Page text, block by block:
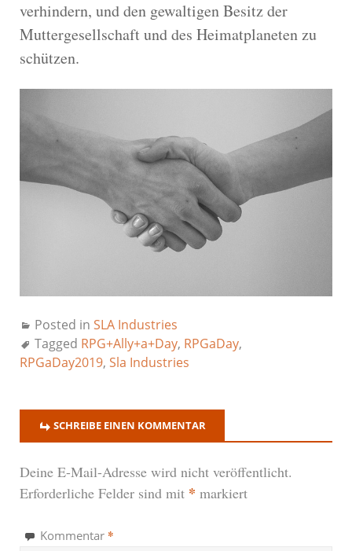
verhindern, und den gewaltigen Besitz der
Muttergesellschaft und des Heimatplaneten zu
schützen.
Posted in SLA Industries
Tagged RPG+Ally+a+Day, RPGaDay,
RPGaDay2019, Sla Industries
SCHREIBE EINEN KOMMENTAR
Deine E-Mail-Adresse wird nicht veröffentlicht.
Erforderliche Felder sind mit * markiert
Kommentar *